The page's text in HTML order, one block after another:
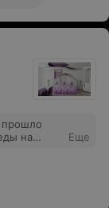
прошло
на
Еще